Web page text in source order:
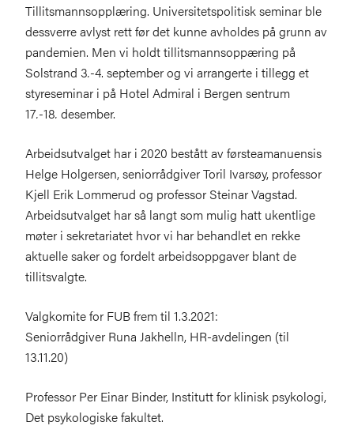
Tillitsmannsopplæring. Universitetspolitisk seminar ble
dessverre avlyst rett før det kunne avholdes på grunn av
pandemien. Men vi holdt tillitsmannsoppæring på
Solstrand 3.-4. september og vi arrangerte i tillegg et
styreseminar i på Hotel Admiral i Bergen sentrum
17.-18. desember.
Arbeidsutvalget har i 2020 bestått av førsteamanuensis
Helge Holgersen, seniorrådgiver Toril Ivarsøy, professor
Kjell Erik Lommerud og professor Steinar Vagstad.
Arbeidsutvalget har så langt som mulig hatt ukentlige
møter i sekretariatet hvor vi har behandlet en rekke
aktuelle saker og fordelt arbeidsoppgaver blant de
tillitsvalgte.
Valgkomite for FUB frem til 1.3.2021:
Seniorrådgiver Runa Jakhelln, HR-avdelingen (til
13.11.20)
Professor Per Einar Binder, Institutt for klinisk psykologi,
Det psykologiske fakultet.